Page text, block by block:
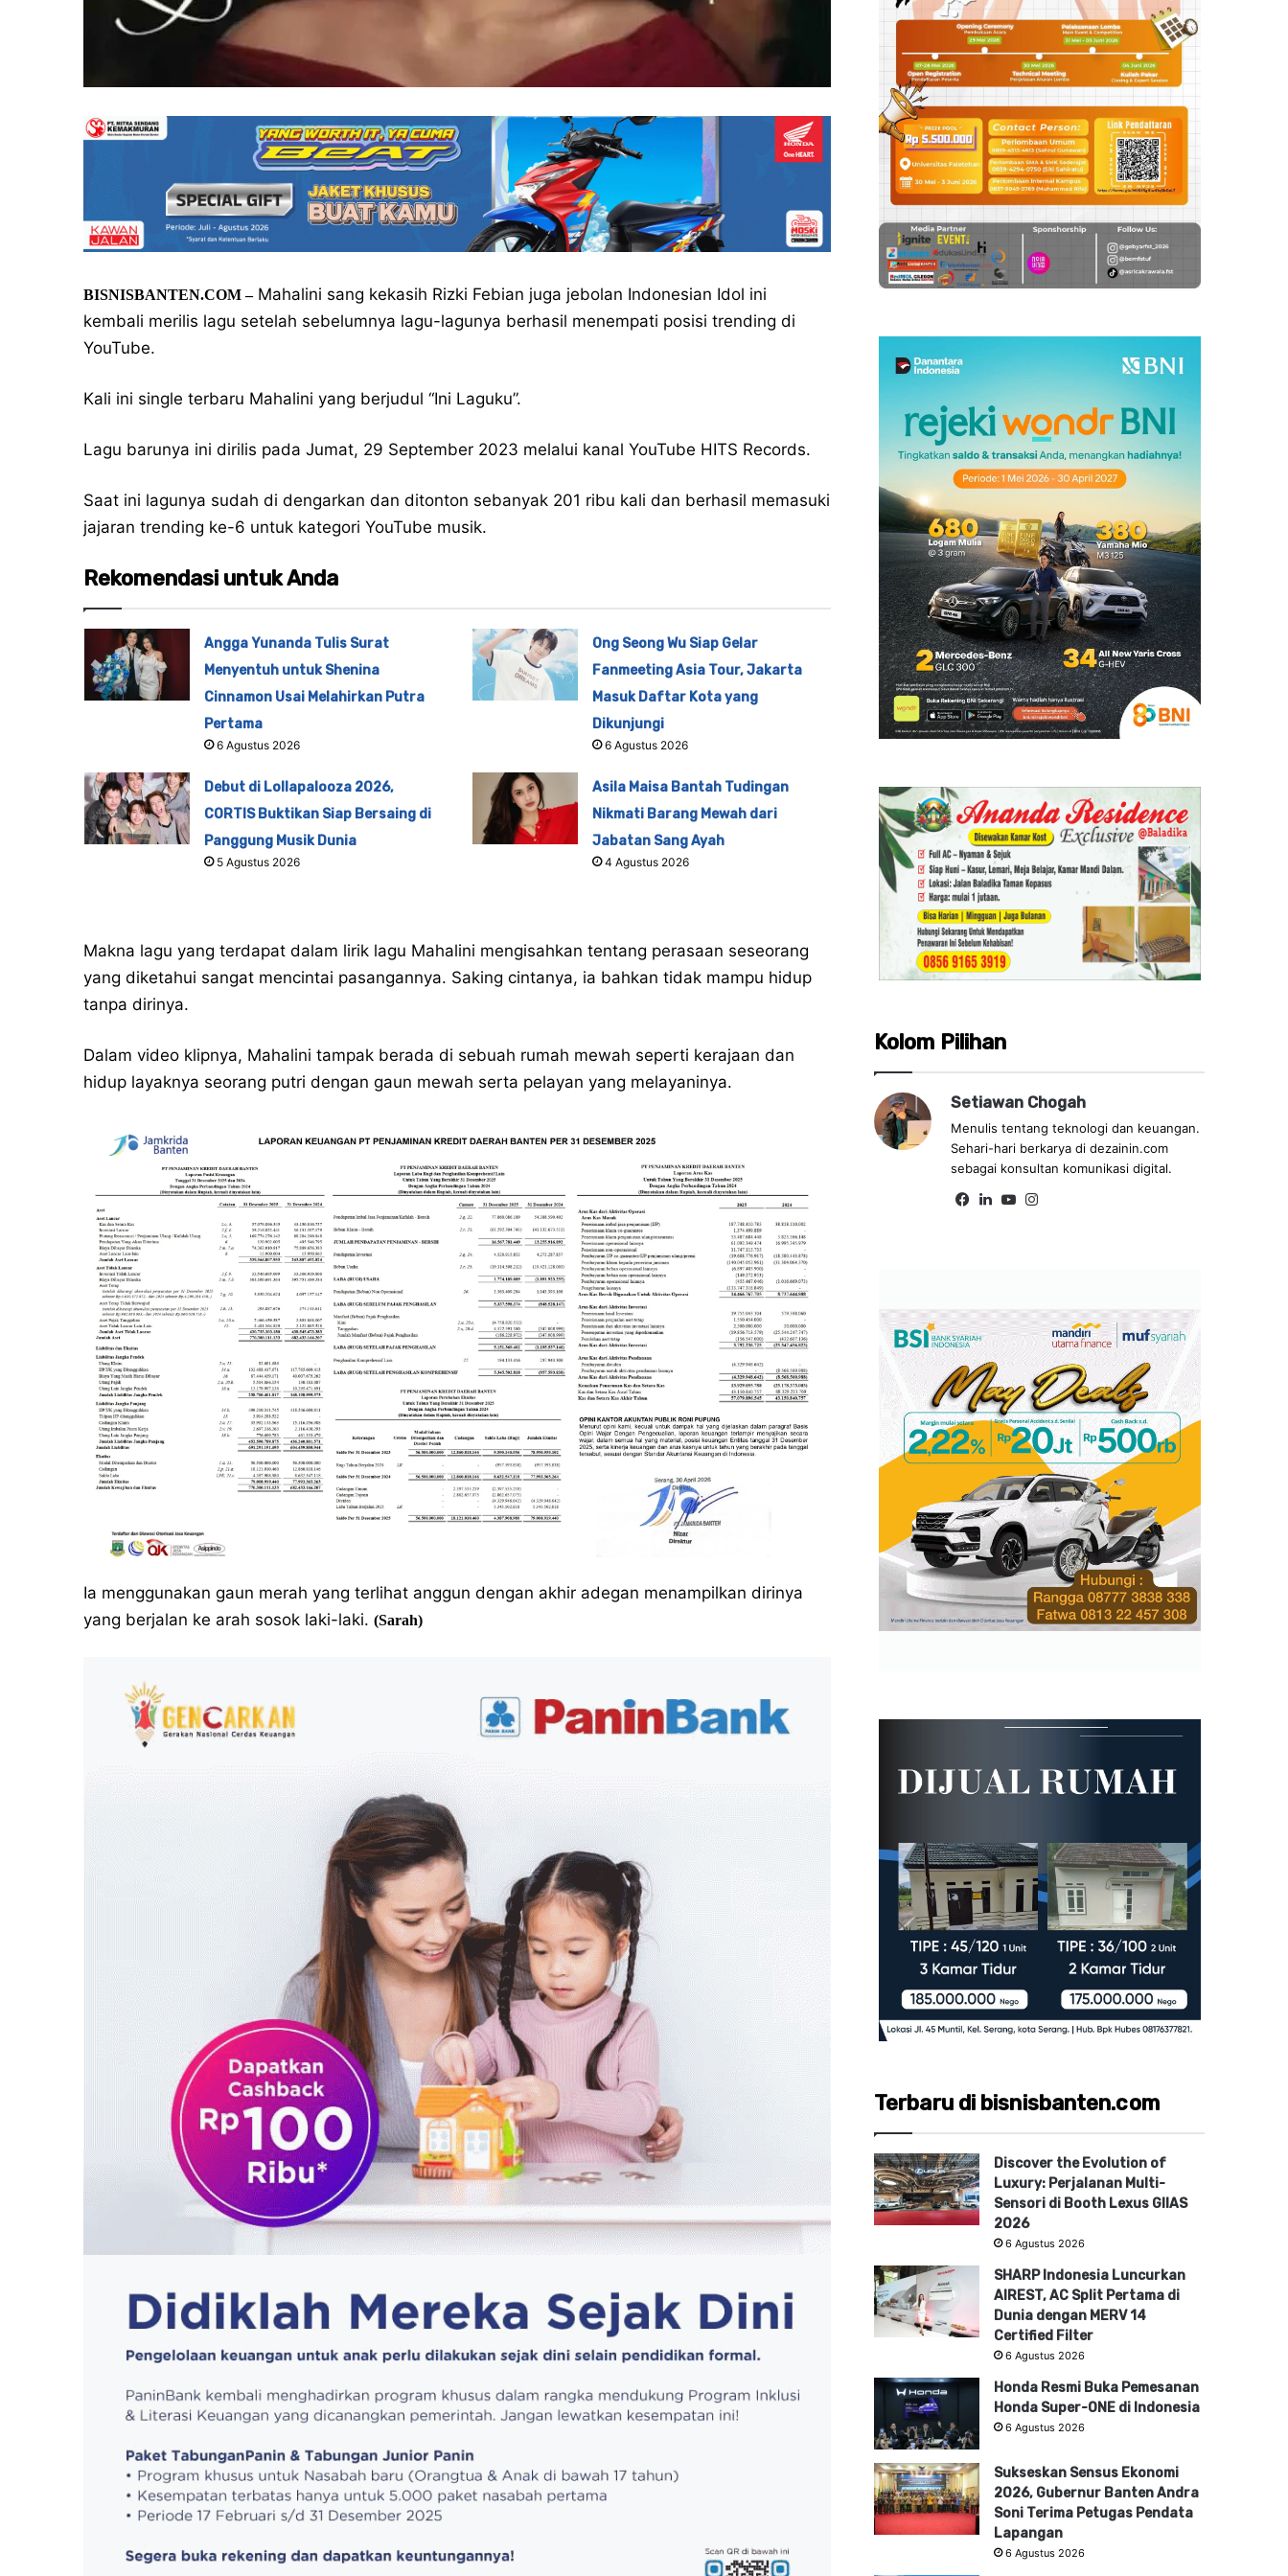
BISNISBANTEN.COM –Mahalini sang kekasih Rizki Febian juga jebolan Indonesian Idol ini
kembali merilis lagu setelah sebelumnya lagu-lagunya berhasil menempati posisi trending di
YouTube.
Kali ini single terbaru Mahalini yang berjudul “Ini Laguku”.
Lagu barunya ini dirilis pada Jumat, 29 September 2023 melalui kanal YouTube HITS Records.
Saat ini lagunya sudah di dengarkan dan ditonton sebanyak 201 ribu kali dan berhasil memasuki
jajaran trending ke-6 untuk kategori YouTube musik.
Rekomendasi untuk Anda
Angga Yunanda Tulis Surat
Menyentuh untuk Shenina
Cinnamon Usai Melahirkan Putra
Pertama
6 Agustus 2026
Ong Seong Wu Siap Gelar
Fanmeeting Asia Tour, Jakarta
Masuk Daftar Kota yang
Dikunjungi
6 Agustus 2026
Debut di Lollapalooza 2026,
CORTIS Buktikan Siap Bersaing di
Panggung Musik Dunia
5 Agustus 2026
Asila Maisa Bantah Tudingan
Nikmati Barang Mewah dari
Jabatan Sang Ayah
4 Agustus 2026
Makna lagu yang terdapat dalam lirik lagu Mahalini mengisahkan tentang perasaan seseorang
yang diketahui sangat mencintai pasangannya. Saking cintanya, ia bahkan tidak mampu hidup
tanpa dirinya.
Dalam video klipnya, Mahalini tampak berada di sebuah rumah mewah seperti kerajaan dan
hidup layaknya seorang putri dengan gaun mewah serta pelayan yang melayaninya.
Ia menggunakan gaun merah yang terlihat anggun dengan akhir adegan menampilkan dirinya
yang berjalan ke arah sosok laki-laki. (Sarah)
Kolom Pilihan
Setiawan Chogah
Menulis tentang teknologi dan keuangan.
Sehari-hari berkarya di dezainin.com
sebagai konsultan komunikasi digital.
Fa Lin Yo
Terbaru di bisnisbanten.com
Discover the Evolution of
Luxury: Perjalanan Multi-
Sensori di Booth Lexus GIIAS
2026
6 Agustus 2026
SHARP Indonesia Luncurkan
AIREST, AC Split Pertama di
Dunia dengan MERV 14
Certified Filter
6 Agustus 2026
Honda Resmi Buka Pemesanan
Honda Super-ONE di Indonesia
6 Agustus 2026
Sukseskan Sensus Ekonomi
2026, Gubernur Banten Andra
Soni Terima Petugas Pendata
Lapangan
6 Agustus 2026